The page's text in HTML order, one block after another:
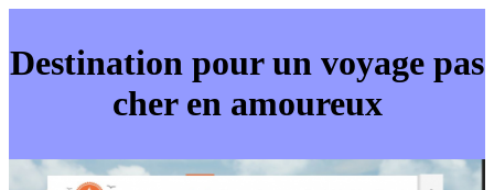
Destination pour un voyage pas
cher en amoureux